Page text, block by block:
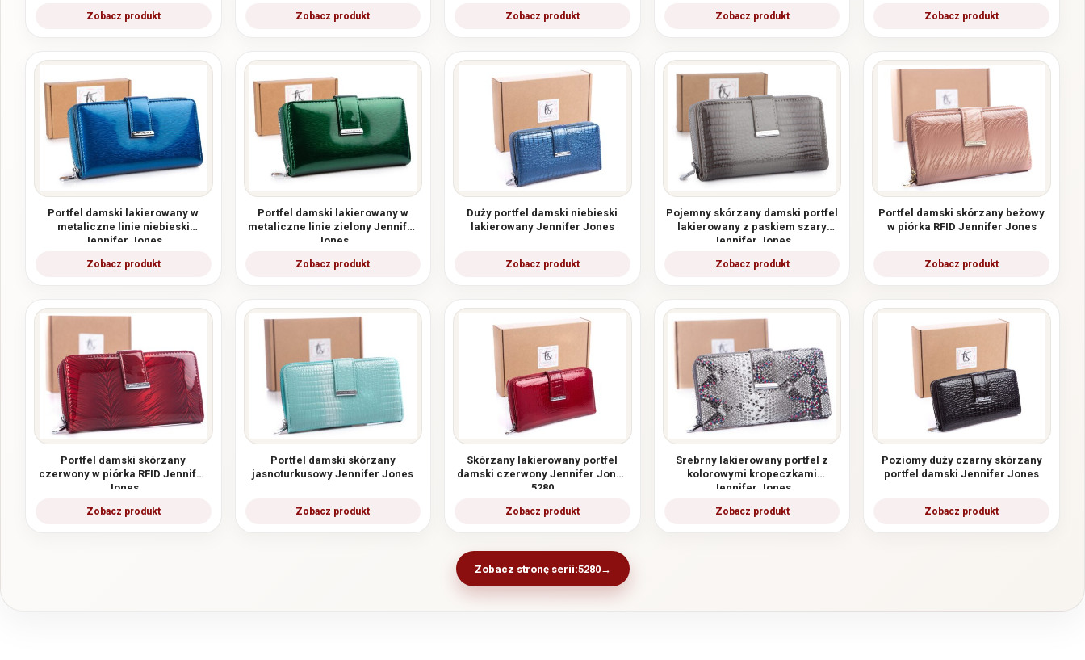
Portfel damski lakierowany w
metaliczne linie niebieski
Jennifer Jones
Portfel damski lakierowany w
metaliczne linie zielony Jennifer
Jones
Duży portfel damski niebieski
lakierowany Jennifer Jones
Pojemny skórzany damski portfel
lakierowany z paskiem szary
Jennifer Jones
Portfel damski skórzany beżowy
w piórka RFID Jennifer Jones
Portfel damski skórzany
czerwony w piórka RFID Jennifer
Jones
Portfel damski skórzany
jasnoturkusowy Jennifer Jones
Skórzany lakierowany portfel
damski czerwony Jennifer Jones
5280
Srebrny lakierowany portfel z
kolorowymi kropeczkami
Jennifer Jones
Poziomy duży czarny skórzany
portfel damski Jennifer Jones
Zobacz stronę serii:5280